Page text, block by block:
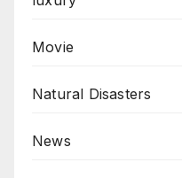
Movie
Natural Disasters
News